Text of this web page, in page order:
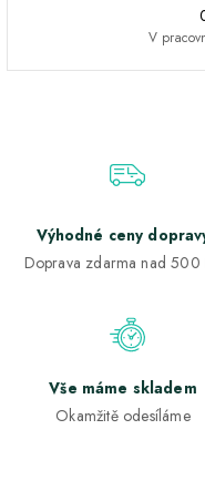
V
Výhodné ceny
Doprava zdarma nad 500
Vše máme skladem
Okamžitě odesíláme